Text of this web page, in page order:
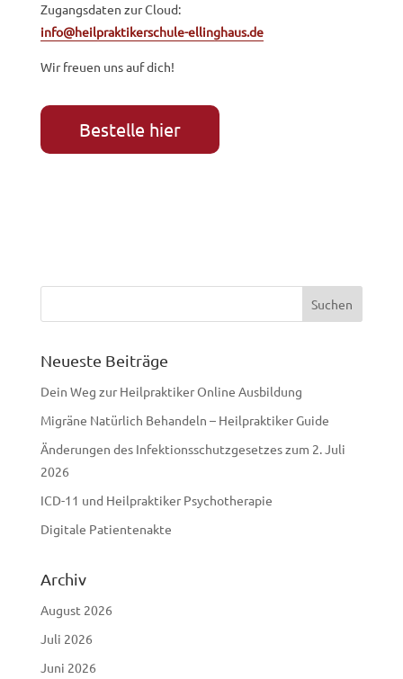
Zugangsdaten zur Cloud:
info@heilpraktikerschule-ellinghaus.de
Wir freuen uns auf dich!
Bestelle hier
Neueste Beiträge
Dein Weg zur Heilpraktiker Online Ausbildung
Migräne Natürlich Behandeln – Heilpraktiker Guide
Änderungen des Infektionsschutzgesetzes zum 2. Juli
2026
ICD-11 und Heilpraktiker Psychotherapie
Digitale Patientenakte
Archiv
August 2026
Juli 2026
Juni 2026